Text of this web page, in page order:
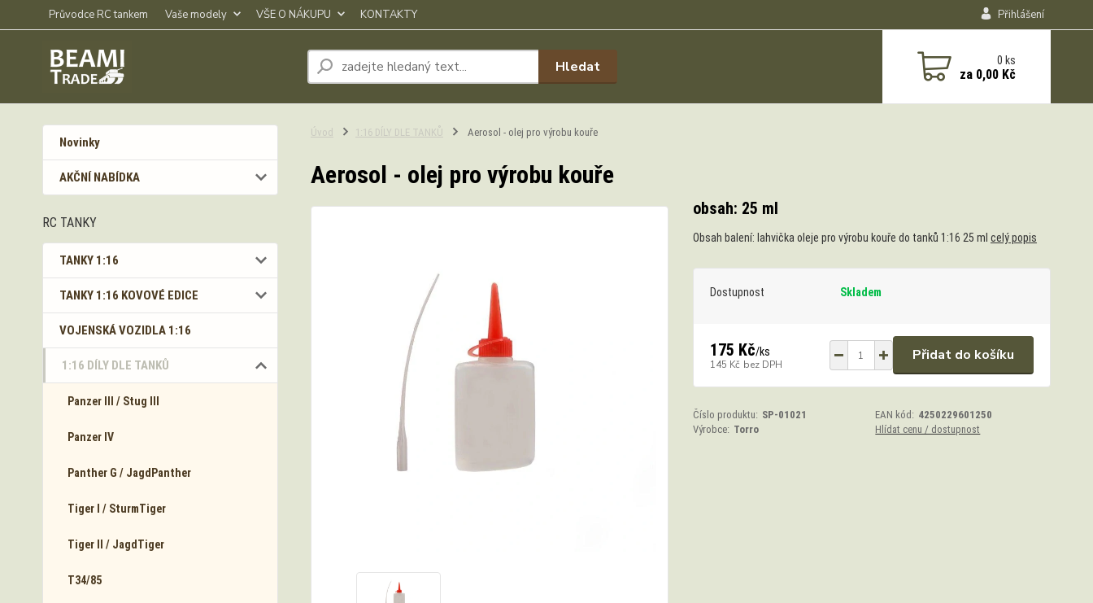
Průvodce RC tankem Vaše modely VŠE O NÁKUPU KONTAKTY Přihlášení
Hledat 0ks
za 0,00 Kč
Novinky
AKČNÍ NABÍDKA
RC TANKY
TANKY 1:16
TANKY 1:16 KOVOVÉ EDICE
VOJENSKÁ VOZIDLA 1:16
1:16 DÍLY DLE TANKŮ
Panzer III / Stug III
Panzer IV
Panther G / JagdPanther
Tiger I / SturmTiger
Tiger II / JagdTiger
T34/85
Úvod 1:16 DÍLY DLE TANKŮ Aerosol - olej pro výrobu kouře
Aerosol - olej pro výrobu kouře
obsah: 25 ml
Obsah balení: lahvička oleje pro výrobu kouře do tanků 1:16 25 ml celý popis
Dostupnost Skladem
175 Kč/ks
145 Kč bez DPH
Přidat do košíku
Číslo produktu: SP-01021 EAN kód: 4250229601250
Výrobce: Torro Hlídat cenu / dostupnost